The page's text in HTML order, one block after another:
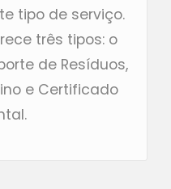
tipo de serviço.
três tipos: o
de Resíduos,
e Certificado